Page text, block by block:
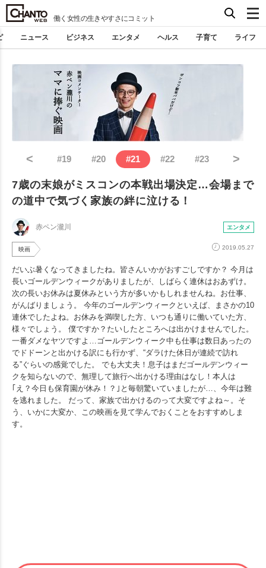
働く女性の生きやすさにコミット
ニュース ビジネス エンタメ ヘルス 子育て ライフ
< #19 #20 #21 #22 #23 >
7歳の末娘がミスコンの本戦出場決定…会場まで
の道中で気づく家族の絆に泣ける！
赤ペン瀧川 エンタメ
映画 2019.05.27
だいぶ暑くなってきましたね。皆さんいかがおすごしですか？ 今月は
長いゴールデンウィークがありましたが、しばらく連休はおあずけ。
次の長いお休みは夏休みという方が多いかもしれませんね。お仕事、
がんばりましょう。 今年のゴールデンウィークといえば、まさかの10
連休でしたよね。お休みを満喫した方、いつも通りに働いていた方、
様々でしょう。 僕ですか？たいしたところへは出かけませんでした。
一番ダメなヤツですよ…ゴールデンウィーク中も仕事は数日あったの
でドドーンと出かける訳にも行かず、“ダラけた休日が連続で訪れ
る”ぐらいの感覚でした。 でも大丈夫！息子はまだゴールデンウィー
クを知らないので、無理して旅行へ出かける理由はなし！本人は
｢え？今日も保育園が休み！？｣と毎朝驚いていましたが…、今年は難
を逃れました。 だって、家族で出かけるのって大変ですよね～。そ
う、いかに大変か、この映画を見て学んでおくことをおすすめしま
す。